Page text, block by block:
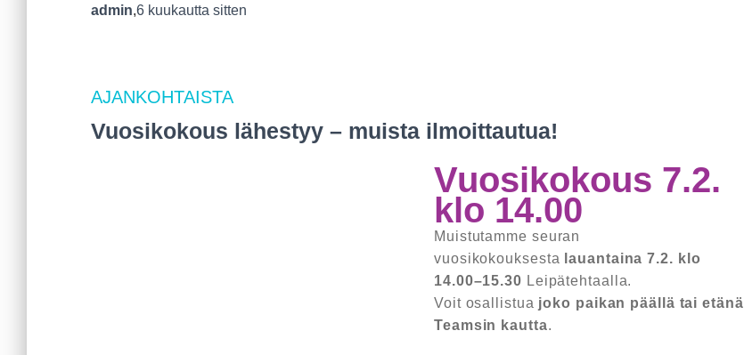
admin,6 kuukautta sitten
AJANKOHTAISTA
Vuosikokous lähestyy – muista ilmoittautua!
Vuosikokous 7.2.
klo 14.00
Muistutamme seuran
vuosikokouksesta lauantaina 7.2. klo
14.00–15.30 Leipätehtaalla.
Voit osallistua joko paikan päällä tai etänä
Teamsin kautta.